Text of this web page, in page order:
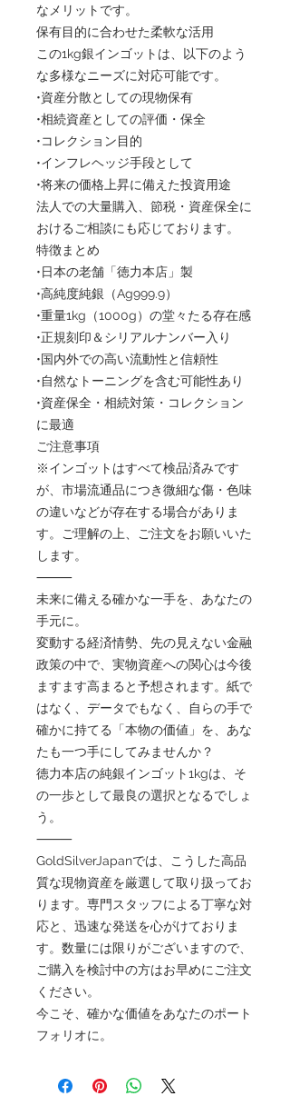
なメリットです。
保有目的に合わせた柔軟な活用
この1kg銀インゴットは、以下のよう
な多様なニーズに対応可能です。
•資産分散としての現物保有
•相続資産としての評価・保全
•コレクション目的
•インフレヘッジ手段として
•将来の価格上昇に備えた投資用途
法人での大量購入、節税・資産保全に
おけるご相談にも応じております。
特徴まとめ
•日本の老舗「徳力本店」製
•高純度純銀（Ag999.9）
•重量1kg（1000g）の堂々たる存在感
•正規刻印＆シリアルナンバー入り
•国内外での高い流動性と信頼性
•自然なトーニングを含む可能性あり
•資産保全・相続対策・コレクション
に最適
ご注意事項
※インゴットはすべて検品済みです
が、市場流通品につき微細な傷・色味
の違いなどが存在する場合がありま
す。ご理解の上、ご注文をお願いいた
します。
⸻
未来に備える確かな一手を、あなたの
手元に。
変動する経済情勢、先の見えない金融
政策の中で、実物資産への関心は今後
ますます高まると予想されます。紙で
はなく、データでもなく、自らの手で
確かに持てる「本物の価値」を、あな
たも一つ手にしてみませんか？
徳力本店の純銀インゴット1kgは、そ
の一歩として最良の選択となるでしょ
う。
⸻
GoldSilverJapanでは、こうした高品
質な現物資産を厳選して取り扱ってお
ります。専門スタッフによる丁寧な対
応と、迅速な発送を心がけておりま
す。数量には限りがございますので、
ご購入を検討中の方はお早めにご注文
ください。
今こそ、確かな価値をあなたのポート
フォリオに。